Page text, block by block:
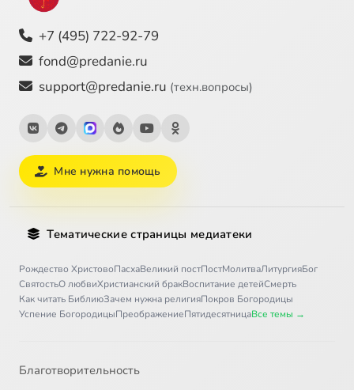
+7 (495) 722-92-79
fond@predanie.ru
support@predanie.ru (техн.вопросы)
Мне нужна помощь
Тематические страницы медиатеки
Рождество ХристовоПасхаВеликий постПостМолитваЛитургияБог
СвятостьО любвиХристианский бракВоспитание детейСмерть
Как читать БиблиюЗачем нужна религияПокров Богородицы
Успение БогородицыПреображениеПятидесятницаВсе темы →
Благотворительность